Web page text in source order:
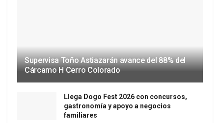
Supervisa Toño Astiazarán avance del 88% del
Cárcamo H Cerro Colorado
Llega Dogo Fest 2026 con concursos,
gastronomía y apoyo a negocios
familiares